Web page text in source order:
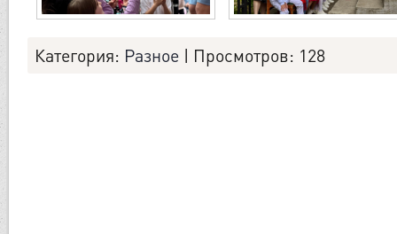
Категория: Разное | Просмотров: 128